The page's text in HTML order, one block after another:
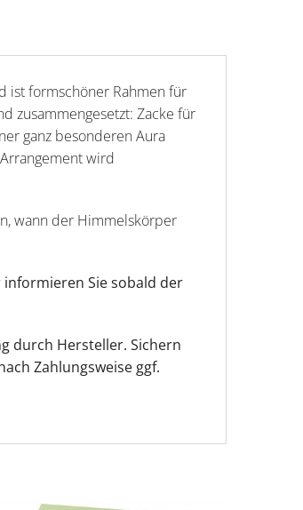
ist formschöner Rahmen für
zusammengesetzt: Zacke für
ganz besonderen Aura
wird
wann der Himmelskörper
Sie sobald der
durch Hersteller. Sichern
Zahlungsweise ggf.